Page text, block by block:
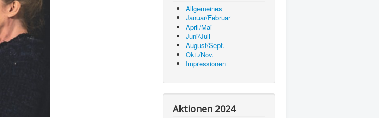
Allgemeines
Januar/Februar
April/Mai
Juni/Juli
August/Sept.
Okt./Nov.
Impressionen
Aktionen 2024